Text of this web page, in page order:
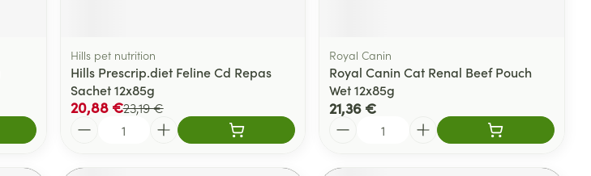
Hills pet nutrition
Hills Prescrip.diet Feline Cd Repas
Sachet 12x85g
23,19 €
20,88 €
Royal Canin
Royal Canin Cat Renal Beef Pouch
Wet 12x85g
21,36 €